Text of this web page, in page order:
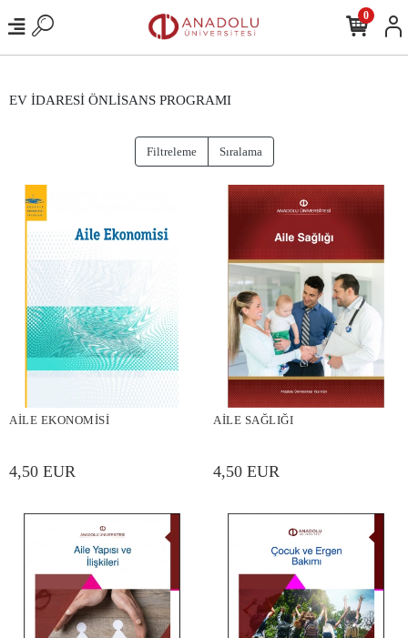
0
EV İDARESİ ÖNLİSANS PROGRAMI
Filtreleme Sıralama
AİLE EKONOMİSİ
4,50 EUR
AİLE SAĞLIĞI
4,50 EUR